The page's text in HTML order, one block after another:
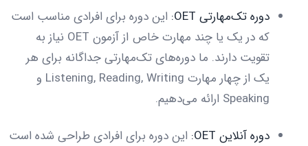
دوره تک‌مهارتی OET:
این دوره برای افرادی مناسب است
که در یک یا چند مهارت خاص از آزمون OET نیاز به
تقویت دارند. ما دوره‌های تک‌مهارتی جداگانه برای هر
یک از چهار مهارت Listening, Reading, Writing و
Speaking ارائه می‌دهیم.
دوره آنلاین OET:
این دوره برای افرادی طراحی شده است